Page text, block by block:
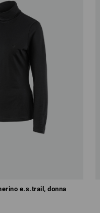
e.s.trail, donna